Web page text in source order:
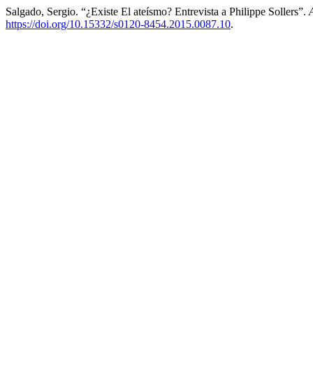
Salgado, Sergio. “¿Existe El ateísmo? Entrevista a Philippe Sollers”.
https://doi.org/10.15332/s0120-8454.2015.0087.10.